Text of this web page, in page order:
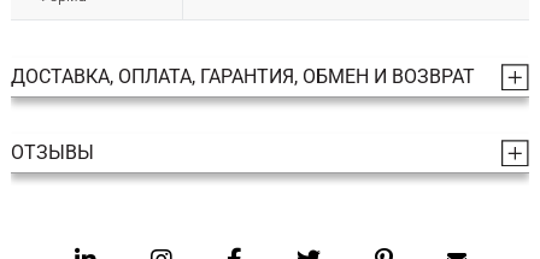
ДОСТАВКА, ОПЛАТА, ГАРАНТИЯ, ОБМЕН И ВОЗВРАТ
ОТЗЫВЫ